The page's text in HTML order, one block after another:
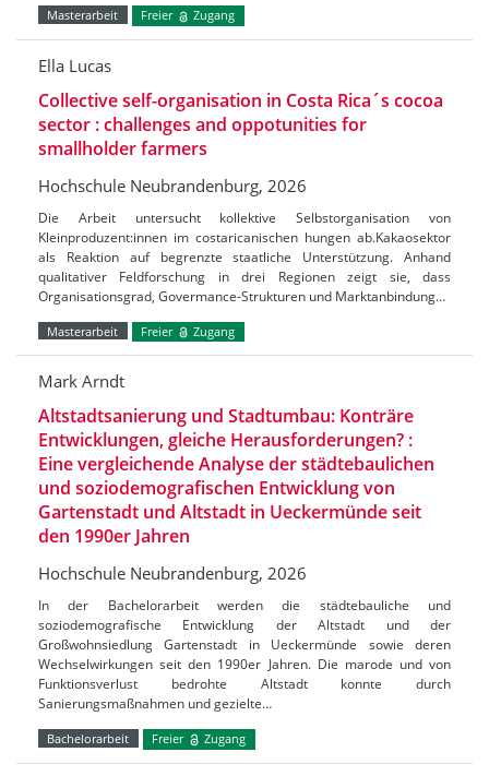
Masterarbeit Freier Zugang
Ella Lucas
Collective self-organisation in Costa Rica´s cocoa
sector : challenges and oppotunities for
smallholder farmers
Hochschule Neubrandenburg, 2026
Die Arbeit untersucht kollektive Selbstorganisation von
Kleinproduzent:innen im costaricanischen hungen ab.Kakaosektor
als Reaktion auf begrenzte staatliche Unterstützung. Anhand
qualitativer Feldforschung in drei Regionen zeigt sie, dass
Organisationsgrad, Govermance-Strukturen und Marktanbindung…
Masterarbeit Freier Zugang
Mark Arndt
Altstadtsanierung und Stadtumbau: Konträre
Entwicklungen, gleiche Herausforderungen? :
Eine vergleichende Analyse der städtebaulichen
und soziodemografischen Entwicklung von
Gartenstadt und Altstadt in Ueckermünde seit
den 1990er Jahren
Hochschule Neubrandenburg, 2026
In der Bachelorarbeit werden die städtebauliche und
soziodemografische Entwicklung der Altstadt und der
Großwohnsiedlung Gartenstadt in Ueckermünde sowie deren
Wechselwirkungen seit den 1990er Jahren. Die marode und von
Funktionsverlust bedrohte Altstadt konnte durch
Sanierungsmaßnahmen und gezielte…
Bachelorarbeit Freier Zugang